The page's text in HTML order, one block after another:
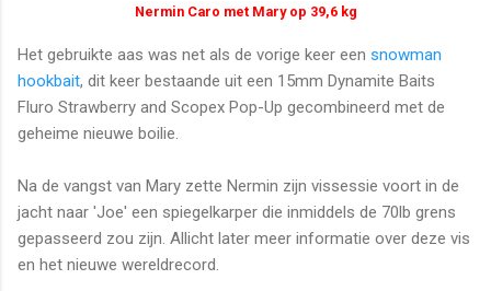
Nermin Caro met Mary op 39,6 kg
Het gebruikte aas was net als de vorige keer een snowman
hookbait, dit keer bestaande uit een 15mm Dynamite Baits
Fluro Strawberry and Scopex Pop-Up gecombineerd met de
geheime nieuwe boilie.
Na de vangst van Mary zette Nermin zijn vissessie voort in de
jacht naar 'Joe' een spiegelkarper die inmiddels de 70lb grens
gepasseerd zou zijn. Allicht later meer informatie over deze vis
en het nieuwe wereldrecord.